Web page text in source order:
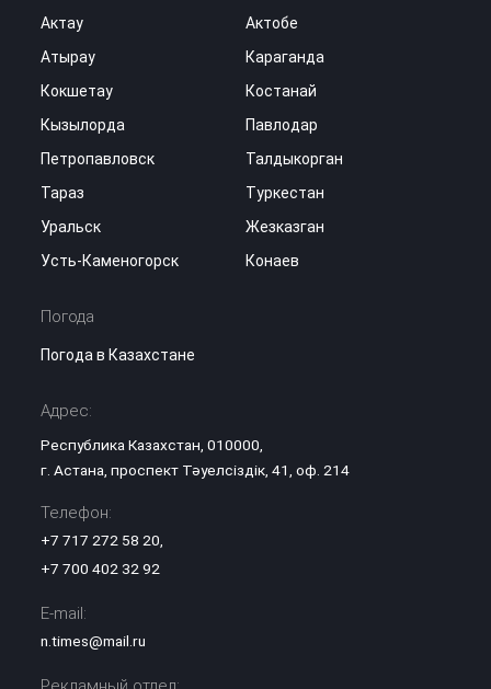
Актау
Актобе
Атырау
Караганда
Кокшетау
Костанай
Кызылорда
Павлодар
Петропавловск
Талдыкорган
Тараз
Туркестан
Уральск
Жезказган
Усть-Каменогорск
Конаев
Погода
Погода в Казахстане
Адрес:
Республика Казахстан, 010000,
г. Астана, проспект Тәуелсіздік, 41, оф. 214
Телефон:
+7 717 272 58 20,
+7 700 402 32 92
E-mail:
n.times@mail.ru